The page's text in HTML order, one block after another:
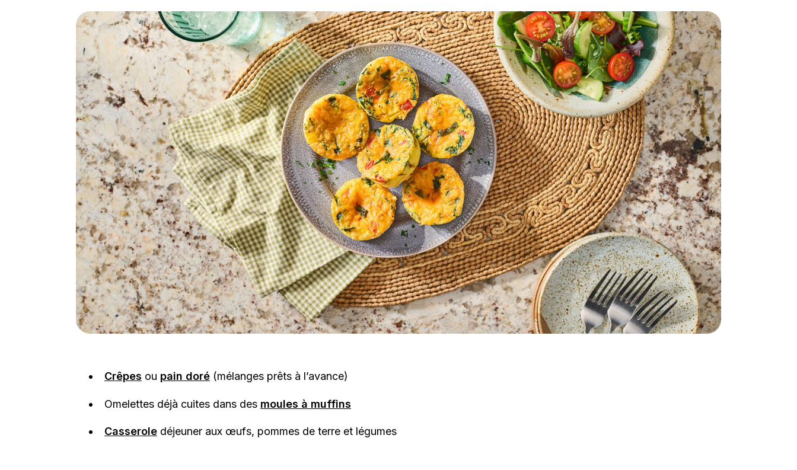
Crêpes ou pain doré (mélanges prêts à l’avance)
Omelettes déjà cuites dans des moules à muffins
Casserole déjeuner aux œufs, pommes de terre et légumes